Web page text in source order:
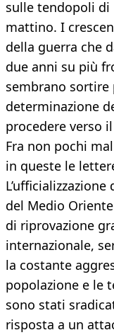
sulle tendopoli di
mattino. I
della guerra che
due anni su più
sembrano
determinazione
procedere verso
Fra non pochi
in queste le
del Medio
di riprovazione
internazionale,
la costante
popolazione e le
sono stati
risposta a un